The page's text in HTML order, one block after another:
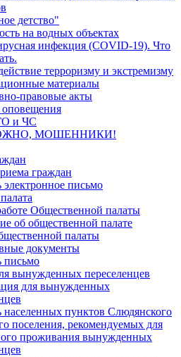
детство"
на водных объектах
инфекция (COVID-19). Что
терроризму и экстремизму
материалы
правовые акты
и ЧС
МОШЕННИКИ!
граждан
электронное письмо
Общественной палаты
об общественной палате
палаты
документы
письмо
вынужденных переселенцев
для вынужденных
населенных пунктов Слюдянского
поселения, рекомендуемых для
проживания вынужденных